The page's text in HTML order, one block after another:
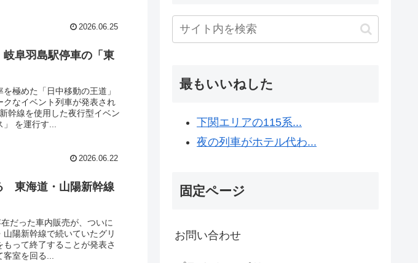
2026.06.25
阜羽島駅停車の「東
極めた「日中移動の王道」
なイベント列車が発表され
幹線を使用した夜行型イベン
を運行す...
2026.06.22
東海道・山陽新幹線
だった車内販売が、ついに
陽新幹線で続いていたグリ
って終了することが発表さ
客室を回る...
最もいいねした
下関エリアの115系...
夜の列車がホテル代わ...
固定ページ
お問い合わせ